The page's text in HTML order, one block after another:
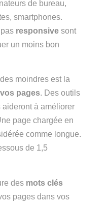
de bureau,
smartphones.
responsive sont
un moins bon
moindres est la
pages. Des outils
aideront à améliorer
page chargée en
comme longue.
de 1,5
des mots clés
pages dans vos